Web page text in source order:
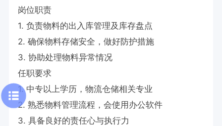
岗位职责
1. 负责物料的出入库管理及库存盘点
2. 确保物料存储安全，做好防护措施
3. 协助处理物料异常情况
任职要求
1. 中专以上学历，物流仓储相关专业
2. 熟悉物料管理流程，会使用办公软件
3. 具备良好的责任心与执行力